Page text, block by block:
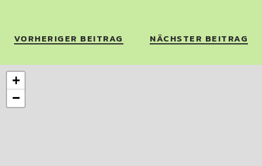
VORHERIGER BEITRAG NÄCHSTER BEITRAG
+
−